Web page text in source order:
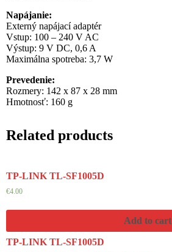
Napájanie:
Externý napájací adaptér
Vstup: 100 – 240 V AC
Výstup: 9 V DC, 0,6 A
Maximálna spotreba: 3,7 W
Prevedenie:
Rozmery: 142 x 87 x 28 mm
Hmotnosť: 160 g
Related products
TP-LINK TL-SF1005D
€4.00
Add to cart
TP-LINK TL-SF1005D